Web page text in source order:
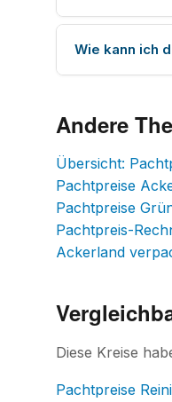
Wie kann ich
Andere
Übersicht:
Pachtpreise
Pachtpreise
Pachtpreis-
Ackerland
Diese Kreise
Pachtpreise